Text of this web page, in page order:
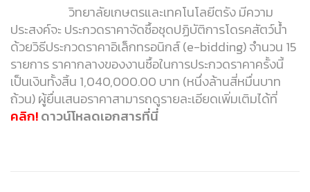
วิทยาลัยเกษตรและเทคโนโลยีตรัง มีความ
ประสงค์จะ ประกวดราคาจัดซื้อชุดปฏิบัติการโดรคสัตว์น้ำ
ด้วยวิธีประกวดราคาอิเล็กทรอนิกส์ (e-bidding) จำนวน 15
รายการ ราคากลางของงานซื้อในการประกวดราคาครั้งนี้
เป็นเงินทั้งสิ้น 1,040,000.00 บาท (หนึ่งล้านสี่หมื่นบาท
ถ้วน) ผู้ยื่นเสนอราคาสามารถดูรายละเอียดเพิ่มเติมได้ที่
คลิก!ดาวน์โหลดเอกสารที่นี่